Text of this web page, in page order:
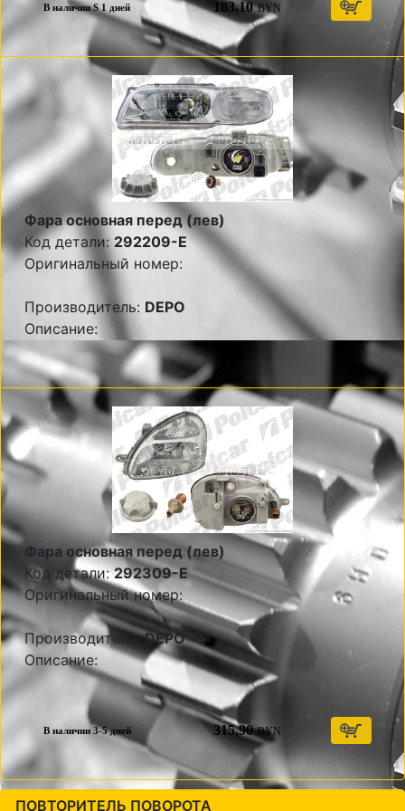
В наличии S 1 дней 183,10 BYN
Фара основная перед (лев)
Код детали: 292209-E
Оригинальный номер:
Производитель: DEPO
Описание:
Фара основная перед (лев)
Код детали:292309-E
Оригинальный номер:
Производитель:DEPO
Описание:
В наличии 3-5 дней 315,90 BYN
ПОВТОРИТЕЛЬ ПОВОРОТА